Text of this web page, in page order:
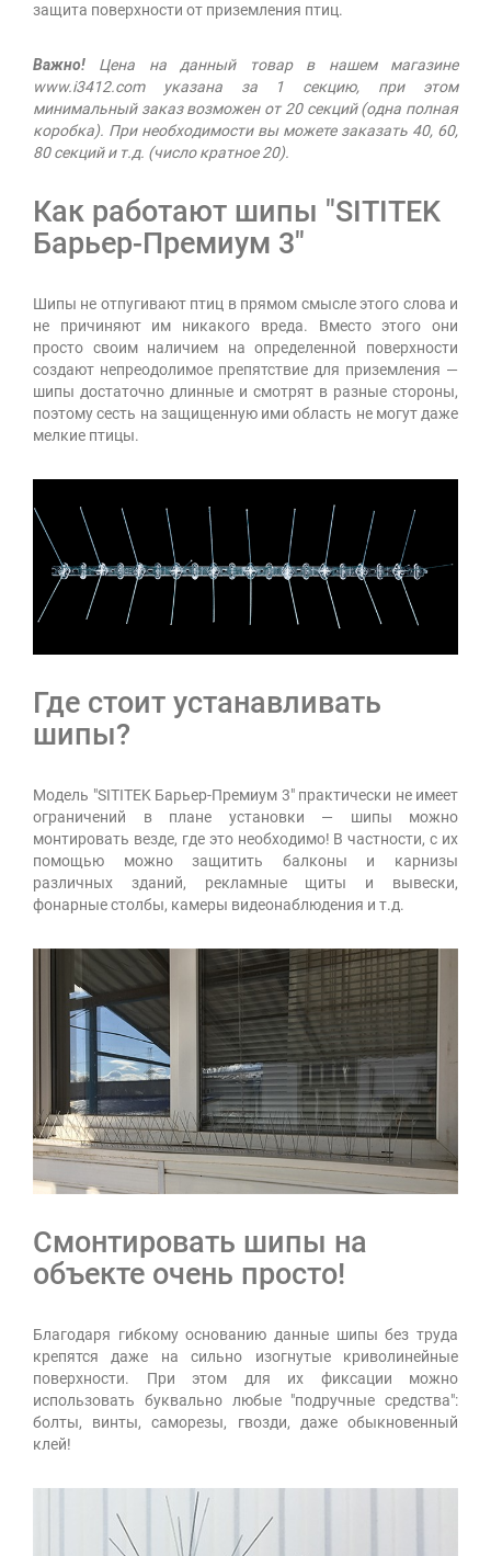
защита поверхности от приземления птиц.
Важно! Цена на данный товар в нашем магазине
www.i3412.com указана за 1 секцию, при этом
минимальный заказ возможен от 20 секций (одна полная
коробка). При необходимости вы можете заказать 40, 60,
80 секций и т.д. (число кратное 20).
Как работают шипы "SITITEK
Барьер-Премиум 3"
Шипы не отпугивают птиц в прямом смысле этого слова и
не причиняют им никакого вреда. Вместо этого они
просто своим наличием на определенной поверхности
создают непреодолимое препятствие для приземления —
шипы достаточно длинные и смотрят в разные стороны,
поэтому сесть на защищенную ими область не могут даже
мелкие птицы.
Где стоит устанавливать
шипы?
Модель "SITITEK Барьер-Премиум 3" практически не имеет
ограничений в плане установки — шипы можно
монтировать везде, где это необходимо! В частности, с их
помощью можно защитить балконы и карнизы
различных зданий, рекламные щиты и вывески,
фонарные столбы, камеры видеонаблюдения и т.д.
Смонтировать шипы на
объекте очень просто!
Благодаря гибкому основанию данные шипы без труда
крепятся даже на сильно изогнутые криволинейные
поверхности. При этом для их фиксации можно
использовать буквально любые "подручные средства":
болты, винты, саморезы, гвозди, даже обыкновенный
клей!